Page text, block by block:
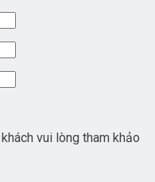
vui lòng tham khảo